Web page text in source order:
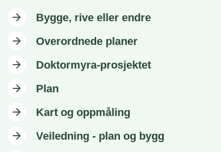
arrow_forward Bygge, rive eller endre
arrow_forward Overordnede planer
arrow_forward Doktormyra-prosjektet
arrow_forward Plan
arrow_forward Kart og oppmåling
arrow_forward Veiledning - plan og bygg